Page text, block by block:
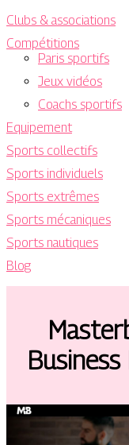
Clubs & associations
Compétitions
Paris sportifs
Jeux vidéos
Coachs sportifs
Equipement
Sports collectifs
Sports individuels
Sports extrêmes
Sports mécaniques
Sports nautiques
Blog